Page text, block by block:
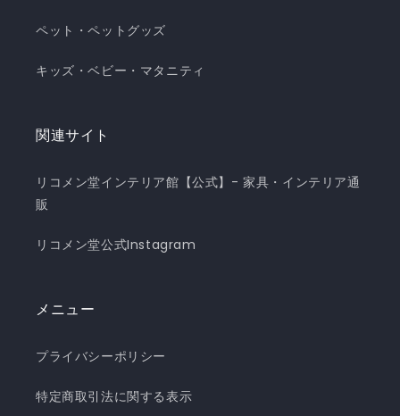
ペット・ペットグッズ
キッズ・ベビー・マタニティ
関連サイト
リコメン堂インテリア館【公式】- 家具・インテリア通
販
リコメン堂公式Instagram
メニュー
プライバシーポリシー
特定商取引法に関する表示